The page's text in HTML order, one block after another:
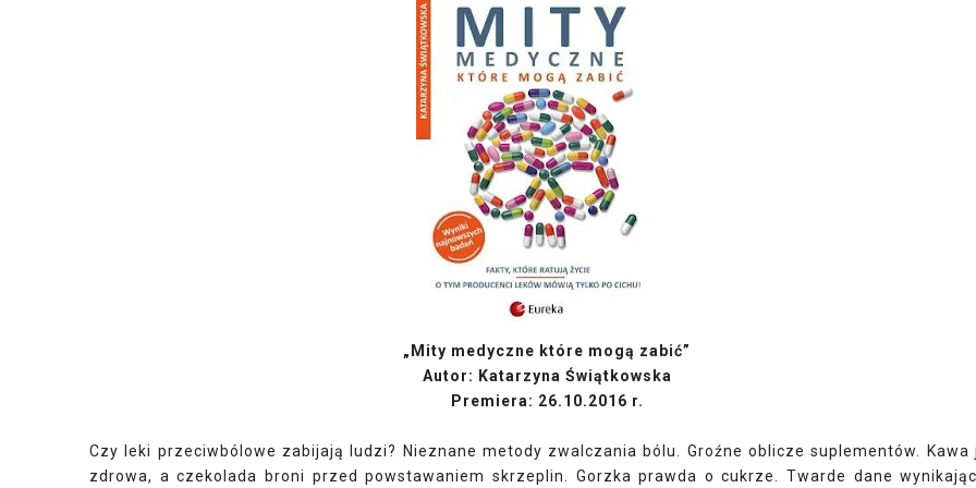
„Mity medyczne które mogą zabić”
Autor: Katarzyna Świątkowska
Premiera: 26.10.2016 r.
Czy leki przeciwbólowe zabijają ludzi? Nieznane metody zwalczania bólu. Groźne oblicze suplementów. Kawa
zdrowa, a czekolada broni przed powstawaniem skrzeplin. Gorzka prawda o cukrze. Twarde dane